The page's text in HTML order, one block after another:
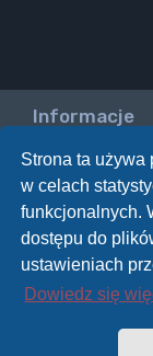
Strona ta używa
w celach
funkcjonalnych.
dostępu do
ustawieniach
Dowiedz się
Informacje
Twoje
Nie możesz
Nie możesz
Nie możesz
Nie możesz
Nie możesz